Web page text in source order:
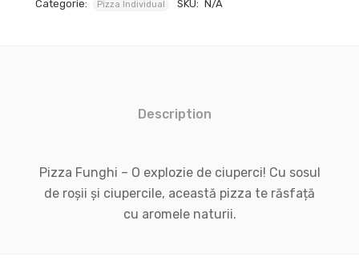
Categorie: Pizza Individual SKU: N/A
Description
Pizza Funghi – O explozie de ciuperci! Cu sosul
de roșii și ciupercile, această pizza te răsfață
cu aromele naturii.